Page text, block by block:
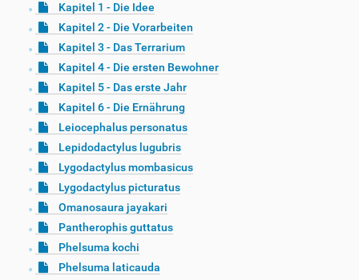
Kapitel 1 - Die Idee
Kapitel 2 - Die Vorarbeiten
Kapitel 3 - Das Terrarium
Kapitel 4 - Die ersten Bewohner
Kapitel 5 - Das erste Jahr
Kapitel 6 - Die Ernährung
Leiocephalus personatus
Lepidodactylus lugubris
Lygodactylus mombasicus
Lygodactylus picturatus
Omanosaura jayakari
Pantherophis guttatus
Phelsuma kochi
Phelsuma laticauda